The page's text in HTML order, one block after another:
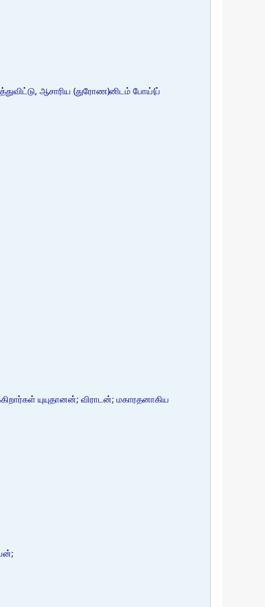
ஆசாரிய (துரோண)னிடம் போய்(ப்
யுயுதானன்; விராடன்; மகாரதனாகிய